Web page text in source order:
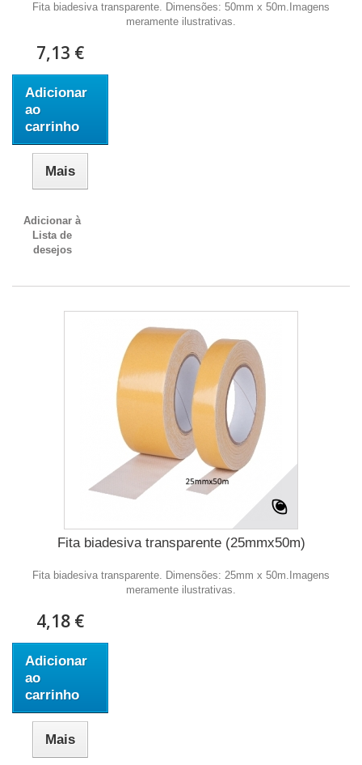
Fita biadesiva transparente. Dimensões: 50mm x 50m.Imagens
meramente ilustrativas.
7,13 €
Adicionar
ao
carrinho
Mais
Adicionar à
Lista de
desejos
Fita biadesiva transparente (25mmx50m)
Fita biadesiva transparente. Dimensões: 25mm x 50m.Imagens
meramente ilustrativas.
4,18 €
Adicionar
ao
carrinho
Mais